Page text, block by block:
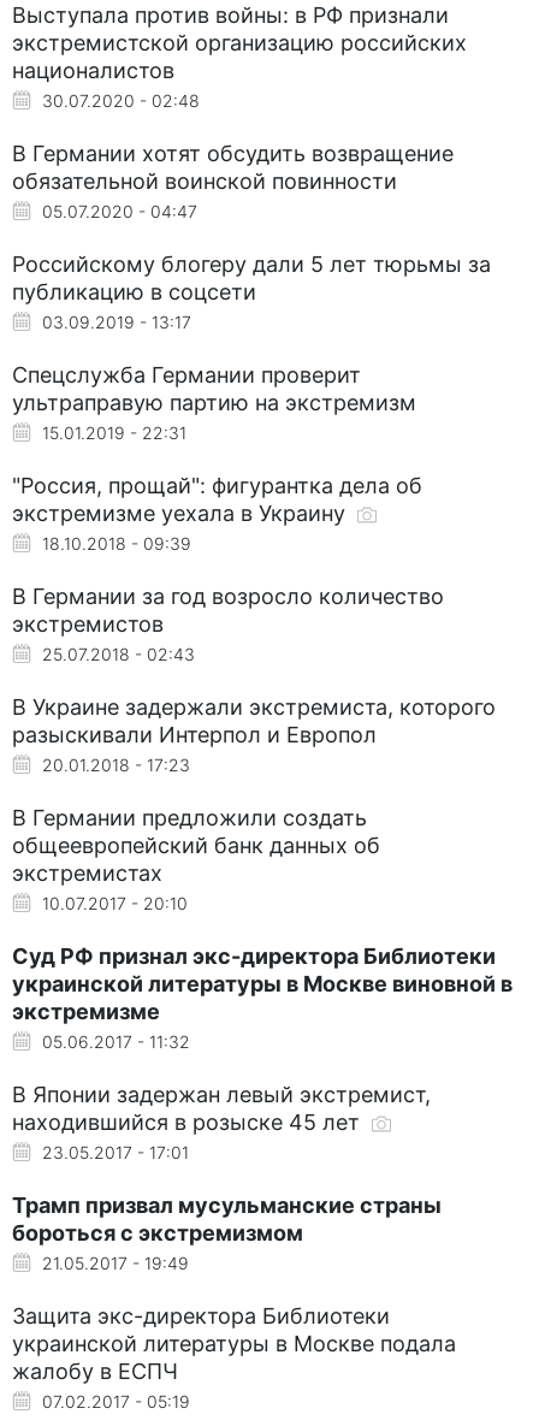
Выступала против войны: в РФ признали
экстремистской организацию российских
националистов
30.07.2020 - 02:48
В Германии хотят обсудить возвращение
обязательной воинской повинности
05.07.2020 - 04:47
Российскому блогеру дали 5 лет тюрьмы за
публикацию в соцсети
03.09.2019 - 13:17
Спецслужба Германии проверит
ультраправую партию на экстремизм
15.01.2019 - 22:31
"Россия, прощай": фигурантка дела об
экстремизме уехала в Украину
18.10.2018 - 09:39
В Германии за год возросло количество
экстремистов
25.07.2018 - 02:43
В Украине задержали экстремиста, которого
разыскивали Интерпол и Европол
20.01.2018 - 17:23
В Германии предложили создать
общеевропейский банк данных об
экстремистах
10.07.2017 - 20:10
Суд РФ признал экс-директора Библиотеки
украинской литературы в Москве виновной в
экстремизме
05.06.2017 - 11:32
В Японии задержан левый экстремист,
находившийся в розыске 45 лет
23.05.2017 - 17:01
Трамп призвал мусульманские страны
бороться с экстремизмом
21.05.2017 - 19:49
Защита экс-директора Библиотеки
украинской литературы в Москве подала
жалобу в ЕСПЧ
07.02.2017 - 05:19